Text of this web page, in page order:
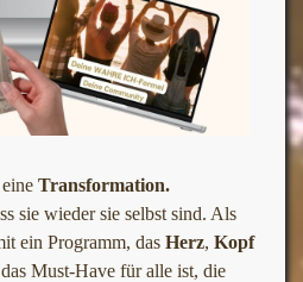
Transformation.
sie wieder sie selbst sind. Als
ein Programm, das Herz, Kopf
Must-Have für alle ist, die